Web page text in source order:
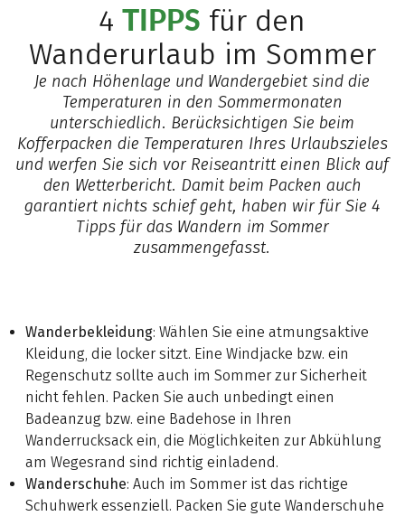
4TIPPS für den
Wanderurlaub im Sommer
Je nach Höhenlage und Wandergebiet sind die
Temperaturen in den Sommermonaten
unterschiedlich. Berücksichtigen Sie beim
Kofferpacken die Temperaturen Ihres Urlaubszieles
und werfen Sie sich vor Reiseantritt einen Blick auf
den Wetterbericht. Damit beim Packen auch
garantiert nichts schief geht, haben wir für Sie 4
Tipps für das Wandern im Sommer
zusammengefasst.
Wanderbekleidung: Wählen Sie eine atmungsaktive
Kleidung, die locker sitzt. Eine Windjacke bzw. ein
Regenschutz sollte auch im Sommer zur Sicherheit
nicht fehlen. Packen Sie auch unbedingt einen
Badeanzug bzw. eine Badehose in Ihren
Wanderrucksack ein, die Möglichkeiten zur Abkühlung
am Wegesrand sind richtig einladend.
Wanderschuhe: Auch im Sommer ist das richtige
Schuhwerk essenziell. Packen Sie gute Wanderschuhe